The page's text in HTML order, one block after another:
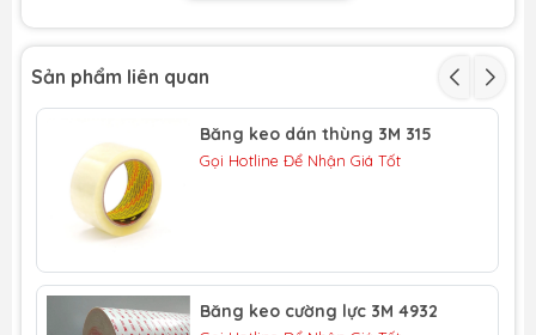
nước, độ ẩm và các điều kiện ngoại cảnh
khắc nghiệt.
Cho phép kết hợp vật liệu mỏng hơn, nhẹ
hơn và không giống nhau.
Thông số kỹ thuật băng keo cường lực 2 mặt
3M RP62:
Môi trường khuyên dùng: Trong nhà, ngoài
trời.
Sản phẩm liên quan
Băng keo dán thùng 3M 315
Gọi Hotline Để Nhận Giá Tốt
Băng keo cường lực 3M 4932